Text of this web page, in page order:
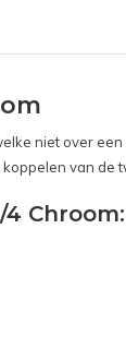
niet over
van de
Chroom: